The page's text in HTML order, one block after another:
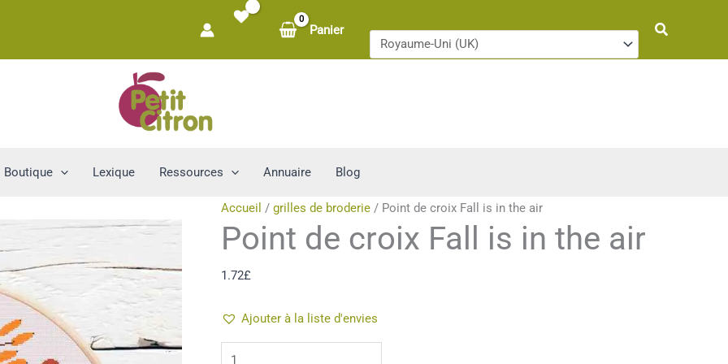
Panier Rechercher
Boutique Lexique Ressources Annuaire Blog
Accueil / grilles de broderie / Point de croix Fall is in the air
Point de croix Fall is in the air
1.72£
Ajouter à la liste d'envies
quantité